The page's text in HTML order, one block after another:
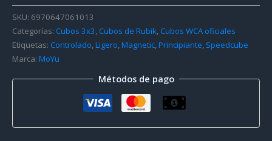
SKU: 6970647061013
Categorías: Cubos 3x3 Cubos de Rubik Cubos WCA oficiales
Etiquetas: Controlado Ligero Magnetic Principiante Speedcube
Marca: MoYu
Métodos de pago